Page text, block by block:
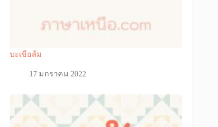
บะเขือส้ม
17 มกราคม 2022